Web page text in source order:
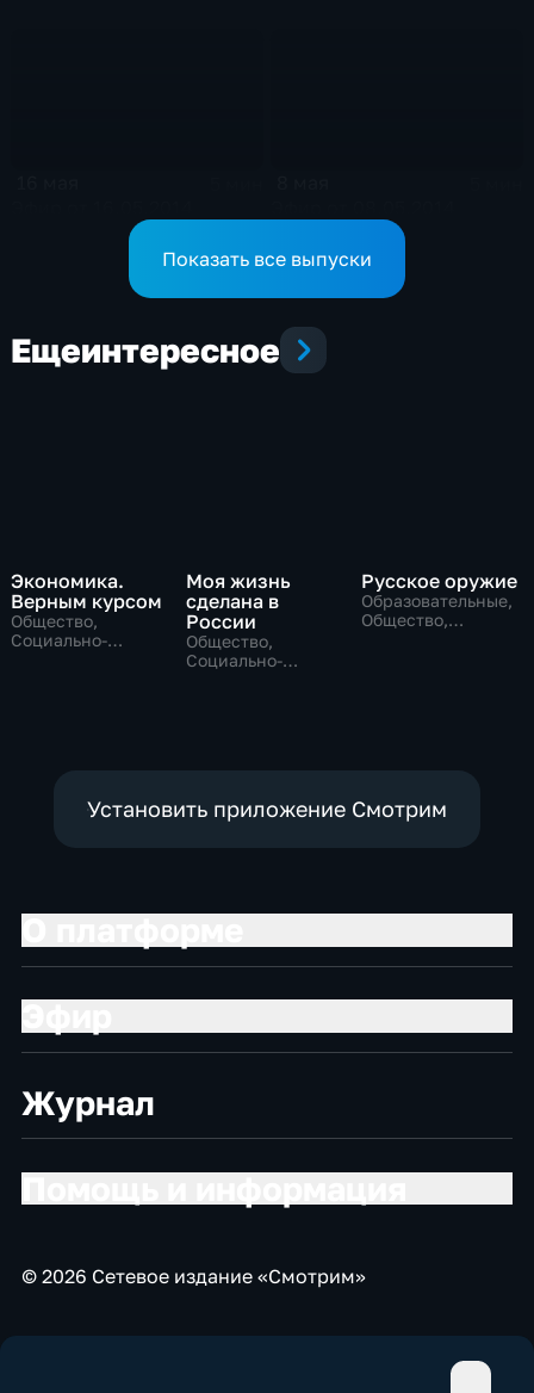
Показать все выпуски
Ещеинтересное
Экономика.
Верным курсом
Общество,
Социально-
Моя жизнь
сделана в
России
Общество,
Социально-
Русское оружие
Образовательные,
Общество,
Установить приложение Смотрим
Журнал
© 2026 Сетевое издание «Смотрим»